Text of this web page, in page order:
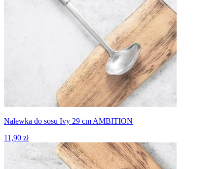
Nalewka do sosu Ivy 29 cm AMBITION
11,90 zł